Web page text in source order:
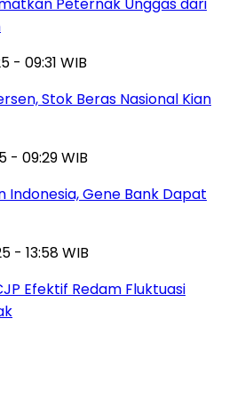
Peternak Unggas dari
- 09:31 WIB
Stok Beras Nasional Kian
- 09:29 WIB
Indonesia, Gene Bank Dapat
- 13:58 WIB
Efektif Redam Fluktuasi